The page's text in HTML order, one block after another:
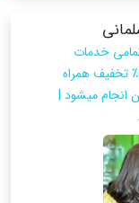
خدمات
برای اولین بار حضور شما با ۵۰٪ تخفیف همراه
انجام میشود |